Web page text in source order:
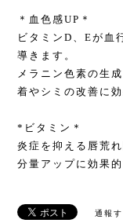
＊血色感UP＊
ビタミンD、Eが血
導きます。
メラニン色素の生
着やシミの改善に効
*ビタミン＊
炎症を抑える唇荒
分量アップに効果的
通報す